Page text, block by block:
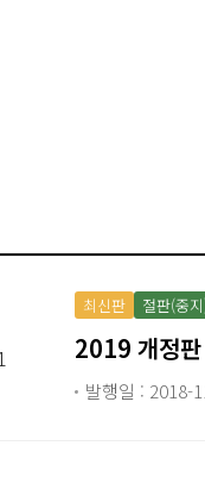
최신판 절판(중
2019 개정
발행일 : 2018-